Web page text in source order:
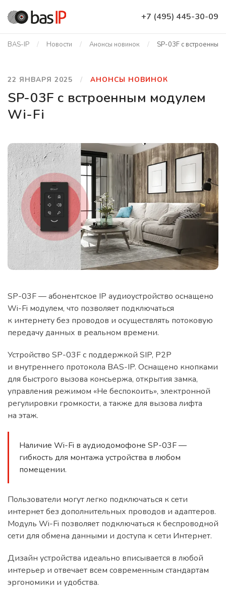
+7 (495) 445-30-09
BAS-IP Новости Анонсы новинок SP-03F с
22 ЯНВАРЯ 2025 АНОНСЫ НОВИНОК
SP-03F с встроенным модулем
Wi-Fi
SP-03F — абонентское IP аудиоустройство оснащено
Wi-Fi модулем, что позволяет подключаться
к интернету без проводов и осуществлять потоковую
передачу данных в реальном времени.
Устройство SP-03F с поддержкой SIP, P2P
и внутреннего протокола BAS-IP. Оснащено кнопками
для быстрого вызова консьержа, открытия замка,
управления режимом «Не беспокоить», электронной
регулировки громкости, а также для вызова лифта
на этаж.
Наличие Wi-Fi в аудиодомофоне SP-03F —
гибкость для монтажа устройства в любом
помещении.
Пользователи могут легко подключаться к сети
интернет без дополнительных проводов и адаптеров.
Модуль Wi-Fi позволяет подключаться к беспроводной
сети для обмена данными и доступа к сети Интернет.
Дизайн устройства идеально вписывается в любой
интерьер и отвечает всем современным стандартам
эргономики и удобства.